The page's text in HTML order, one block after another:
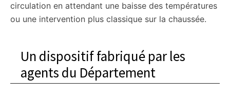
circulation en attendant une baisse des températures
ou une intervention plus classique sur la chaussée.
Un dispositif fabriqué par les
agents du Département